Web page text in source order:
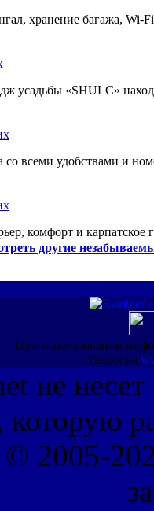
хранение багажа, Wi-
усадьбы «SHULC»
со всеми удобствами и
комфорт и карпатское
другие
При использовании
ссылка на
не несет
2005-